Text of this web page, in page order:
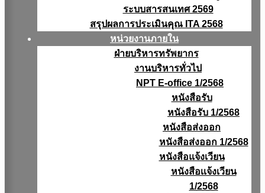
ระบบสารสนเทศ 2569
สรุปผลการประเมินคุณ ITA 2568
หน่วยงานภายใน
ฝ่ายบริหารทรัพยากร
งานบริหารทั่วไป
NPT E-office 1/2568
หนังสือรับ
หนังสือรับ 1/2568
หนังสือส่งออก
หนังสือส่งออก 1/2568
หนังสือแจ้งเวียน
หนังสือเเจ้งเวียน
1/2568